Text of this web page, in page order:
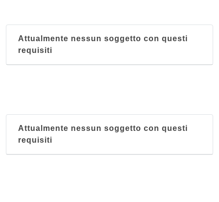
Attualmente nessun soggetto con questi
requisiti
Attualmente nessun soggetto con questi
requisiti